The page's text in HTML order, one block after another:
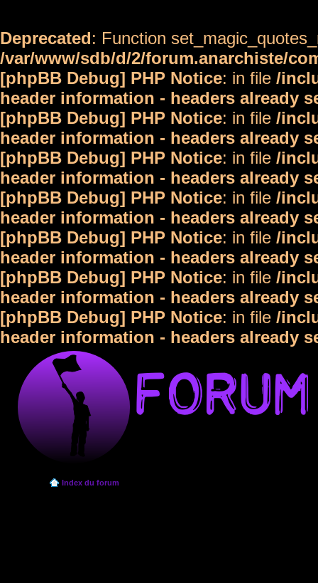
Deprecated: Function
/var/www/sdb/d/2/forum.anarchiste/
[phpBB Debug] PHP Notice: in file /
header information - headers already
[phpBB Debug] PHP Notice: in file /
header information - headers already
[phpBB Debug] PHP Notice: in file /
header information - headers already
[phpBB Debug] PHP Notice: in file /
header information - headers already
[phpBB Debug] PHP Notice: in file /
header information - headers already
[phpBB Debug] PHP Notice: in file /
header information - headers already
[phpBB Debug] PHP Notice: in file /
header information - headers already
Index du forum